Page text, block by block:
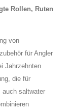
Rollen, Ruten
von
für Angler
Jahrzehnten
die für
auch saltwater